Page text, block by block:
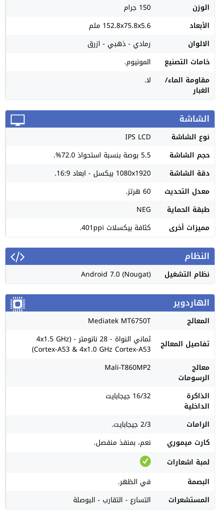
الوزن
150 جرام
الأبعاد
152.8x75.8x5.6 ملم
الالوان
رمادي - ذهبي - ازرق
خامات التصنيع
المونيوم.
مقاومة الماء/
الغبار
لا.
الشاشة
نوع الشاشة
IPS LCD
حجم الشاشة
5.5 بوصة بنسبة استحواذ 72.0%.
دقة الشاشة
1080x1920 بيكسل - ابعاد 16:9.
معدل التحديث
60 هرتز.
طبقة الحماية
NEG
مميزات أخرى
كثافة بيكسلات 401ppi.
النظام
نظام التشغيل Android 7.0 (Nougat)
الهاردوير
المعالج
Mediatek MT6750T
تفاصيل المعالج
ثماني النواة - 28 نانومتر - (4x1.5 GHz
Cortex-A53 & 4x1.0 GHz Cortex-A53)
معالج
الرسومات
Mali-T860MP2
الذاكرة
الداخلية
16/32 جيجابايت
الرامات
2/3 جيجابايت.
كارت ميموري
نعم، بمنفذ منفصل.
لمبة اشعارات
البصمة
في الظهر.
المستشعرات
التسارع - التقارب - البوصلة